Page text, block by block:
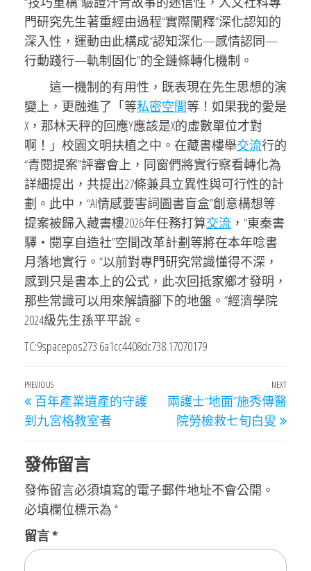
門研究先生著重經由過程“實際闡釋”深化認知的
深入性，運動由此構成“認知深化—感情認同—
行動踐行—軌制固化”的全鏈條轉化機制。
這一機制的有用性，既表現在先生思想的演
變上，更融進了「等私密空間等！如果我的愛是
X，那林天秤的回應Y應該是X的虛數單位才對
啊！」校園文明扶植之中。在藏書樓舉交流行的
“青閱提案”評審會上，同窗們將實行察看轉化為
詳細提出，共提出27條兼具立異性與可行性的計
劃。此中，“AI情感要害詞圖書盲盒”創意構想等
提案被歸入藏書樓2026年任務打算交流 ，“東秦書
驛・閱享自造社”空間改革計劃等將在本年唸書
月落地實行。“以前對專門研究常識懂得不深，
感到只是書本上的公式，此次回抵家鄉才發明，
那些常識可以用來解讀腳下的地盤。”經濟學院
2024級先生孫平平說。
TC:9spacepos273 6a1cc4408dc738.17070179
文
章
導
覽
Previous
Post
PREVIOUS
百年產業遺產的守護
到九宮格教室者
Next
Post
NEXT
兩護士“地面”施秀傳醫
院勞檢救七旬白叟
發佈留言
發佈留言必須填寫的電子郵件地址不會公開。
必填欄位標示為 *
留言*